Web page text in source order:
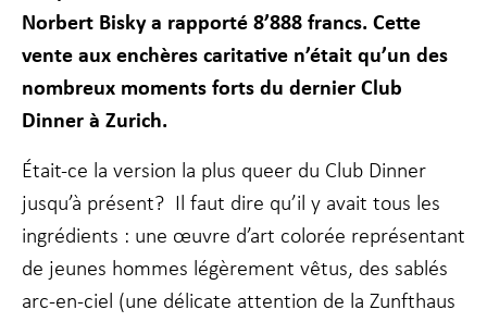
Norbert Bisky a rapporté 8’888 francs. Cette
vente aux enchères caritative n’était qu’un des
nombreux moments forts du dernier Club
Dinner à Zurich.
Était-ce la version la plus queer du Club Dinner
jusqu’à présent? Il faut dire qu’il y avait tous les
ingrédients : une œuvre d’art colorée représentant
de jeunes hommes légèrement vêtus, des sablés
arc-en-ciel (une délicate attention de la Zunfthaus
fonctionnalité
et la
structure du
site Web, en
fonction de la
façon dont le
Experience
Afin que notre
site Web
fonctionne
aussi bien que